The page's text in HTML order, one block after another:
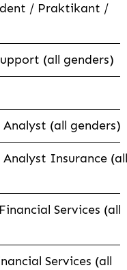
/ Praktikant /
(all genders)
(all genders)
Insurance (all
Services (all
Services (all